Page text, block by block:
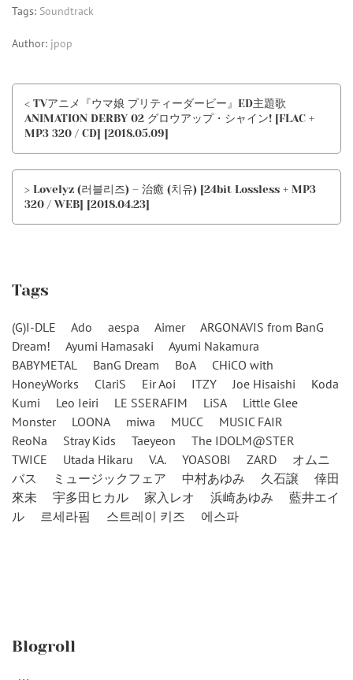
Tags: Soundtrack
Author: jpop
< TVアニメ『ウマ娘 プリティーダービー』ED主題歌
ANIMATION DERBY 02 グロウアップ・シャイン! [FLAC +
MP3 320 / CD] [2018.05.09]
> Lovelyz (러블리즈) – 治癒 (치유) [24bit Lossless + MP3
320 / WEB] [2018.04.23]
Tags
(G)I-DLE Ado aespa Aimer
ARGONAVIS from BanG
Dream!
Ayumi Hamasaki
Ayumi Nakamura
BABYMETAL
BanG Dream BoA
CHiCO with
HoneyWorks
ClariS Eir Aoi ITZY Joe Hisaishi
Koda
Kumi
Leo Ieiri LE SSERAFIM LiSA
Little Glee
Monster
LOONA miwa MUCC
MUSIC FAIR
ReoNa
Stray Kids Taeyeon
The IDOLM@STER
TWICE
Utada Hikaru V.A. YOASOBI ZARD
オムニ
バス
ミュージックフェア 中村あゆみ 久石譲
倖田
來未
宇多田ヒカル 家入レオ 浜崎あゆみ
藍井エイ
ル
르세라핌 스트레이 키즈 에스파
Blogroll